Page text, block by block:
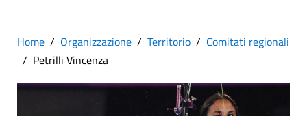
Home Organizzazione Territorio
Comitati regionali
Petrilli Vincenza